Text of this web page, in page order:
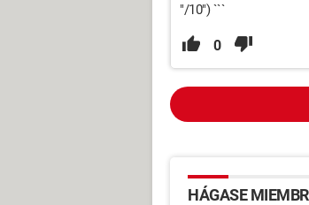
"/10") ```
0
HÁGASE